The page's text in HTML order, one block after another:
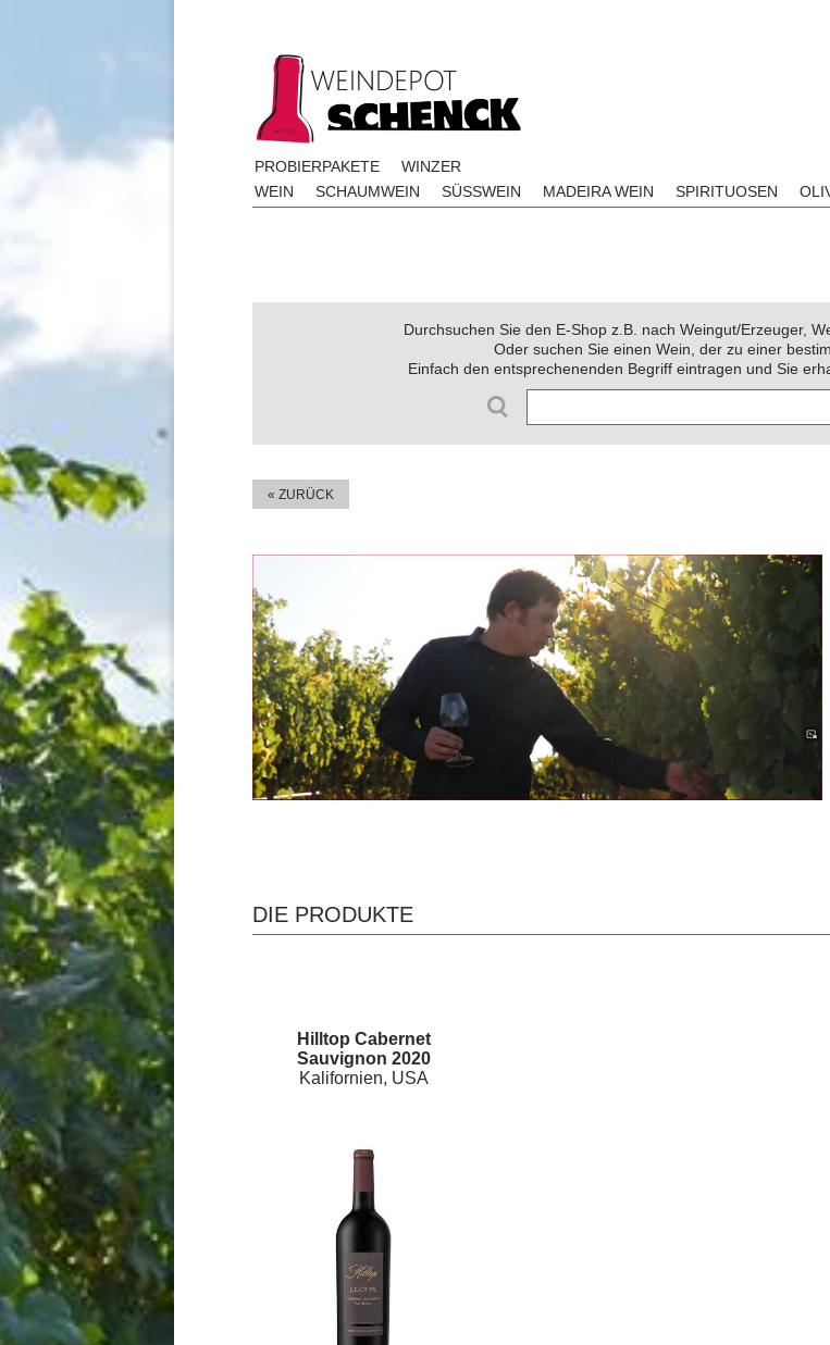
WEIN SCHAUMWEIN SÜSSWEIN MADEIRA WEIN SPIRITUOSEN
PROBIERPAKETE WINZER
Durchsuchen Sie den E-Shop z.B. nach Weingut/Erzeuger,
Oder suchen Sie einen Wein, der zu einer
Einfach den entsprechenenden Begriff eintragen und Sie
« ZURÜCK
DIE PRODUKTE
Hilltop Cabernet
Sauvignon 2020
Kalifornien, USA